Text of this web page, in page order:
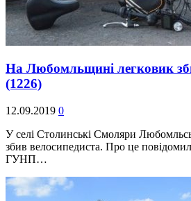
На Любомльщині легковик
(1226)
12.09.2019 0
У селі Столинські Смоляри
збив велосипедиста. Про це
ГУНП…